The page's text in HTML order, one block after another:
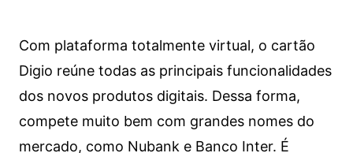
Com plataforma totalmente virtual, o cartão
Digio reúne todas as principais funcionalidades
dos novos produtos digitais. Dessa forma,
compete muito bem com grandes nomes do
mercado, como Nubank e Banco Inter. É